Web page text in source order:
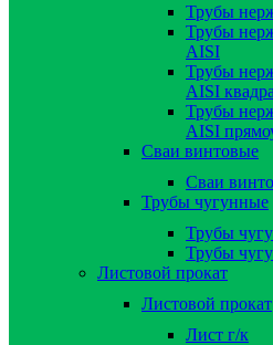
Трубы
Трубы
AISI
Трубы
AISI
Трубы
AISI
Сваи винтовые
Сваи
Трубы чугунные
Трубы
Трубы
Листовой прокат
Листовой прокат
Лист г/к